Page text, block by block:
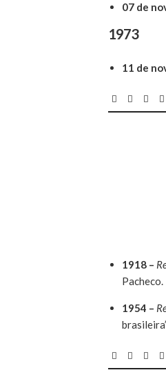
07 de
1973
11 de
1918 –
1954 –